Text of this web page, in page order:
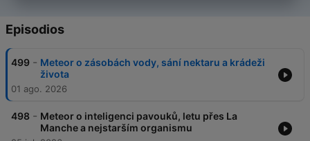
Episodios
499 - Meteor o zásobách vody, sání nektaru a krádeži
života
01 ago. 2026
498 - Meteor o inteligenci pavouků, letu přes La
Manche a nejstarším organismu